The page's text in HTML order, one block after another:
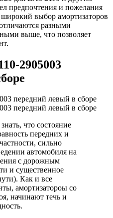
предпочтения и пожелания
выбор амортизаторов
разными
выше, что позволяет
2905003
что состояние
передних и
сильно
автомобиля на
с дорожным
и существенное
Как и все
амортизатороы со
начинают течь и